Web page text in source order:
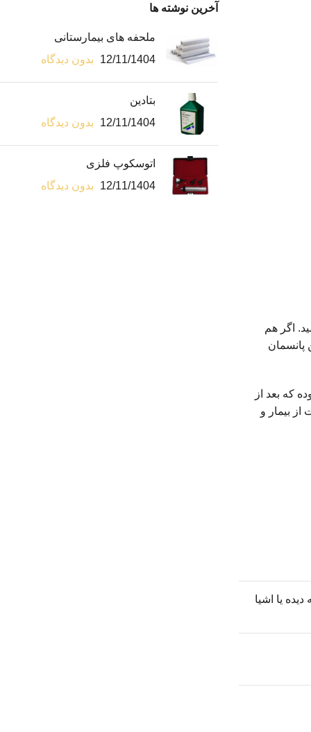
اگر هم
پانسمان
که بعد از
بیمار و
یا اشیا
آخرین نوشته ها
ملحفه های بیمارستانی
12/11/1404
بدون دیدگاه
بتادین
12/11/1404
بدون دیدگاه
اتوسکوپ فلزی
12/11/1404
بدون دیدگاه